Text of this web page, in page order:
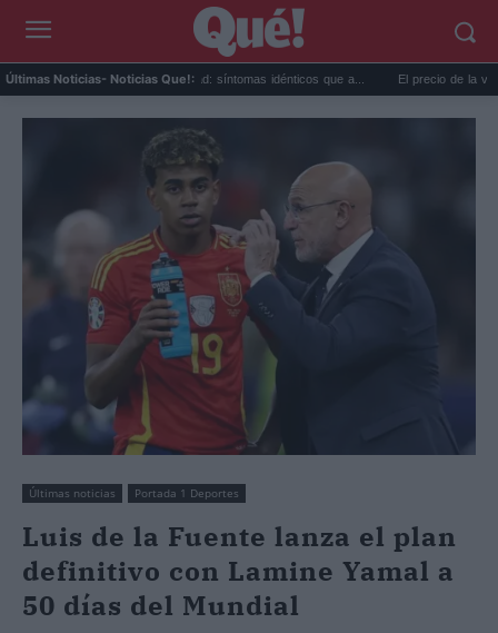
Últimas Noticias- Noticias Que!:
Calor extremo y ansiedad: síntomas idénticos que a... El precio de la vivienda en
Últimas noticias Portada 1 Deportes
Luis de la Fuente lanza el plan
definitivo con Lamine Yamal a
50 días del Mundial